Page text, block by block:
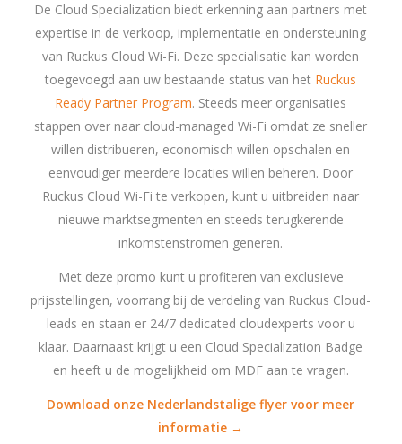
De Cloud Specialization biedt erkenning aan partners met
expertise in de verkoop, implementatie en ondersteuning
van Ruckus Cloud Wi-Fi. Deze specialisatie kan worden
toegevoegd aan uw bestaande status van het Ruckus
Ready Partner Program. Steeds meer organisaties
stappen over naar cloud-managed Wi-Fi omdat ze sneller
willen distribueren, economisch willen opschalen en
eenvoudiger meerdere locaties willen beheren. Door
Ruckus Cloud Wi-Fi te verkopen, kunt u uitbreiden naar
nieuwe marktsegmenten en steeds terugkerende
inkomstenstromen generen.
Met deze promo kunt u profiteren van exclusieve
prijsstellingen, voorrang bij de verdeling van Ruckus Cloud-
leads en staan er 24/7 dedicated cloudexperts voor u
klaar. Daarnaast krijgt u een Cloud Specialization Badge
en heeft u de mogelijkheid om MDF aan te vragen.
Download onze Nederlandstalige flyer voor meer
informatie →